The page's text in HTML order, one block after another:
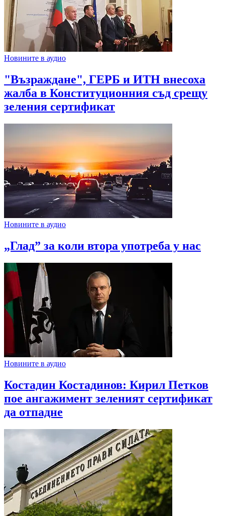
Новините в аудио
"Възраждане", ГЕРБ и ИТН внесоха
жалба в Конституционния съд срещу
зеления сертификат
Новините в аудио
„Глад” за коли втора употреба у нас
Новините в аудио
Костадин Костадинов: Кирил Петков
пое ангажимент зеленият сертификат
да отпадне